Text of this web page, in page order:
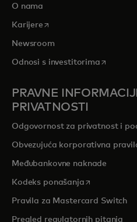
O nama
Karijereopens in a new tab
Newsroom
Odnosi s investitorimaopens in
PRAVNE
PRIVATNOSTI
Odgovornost za privatnost i
Obvezujuća korporativna
Međubankovne naknade
Kodeks ponašanjaopens in a
Pravila za Mastercard Switch
Pregled regulatornih pitanja